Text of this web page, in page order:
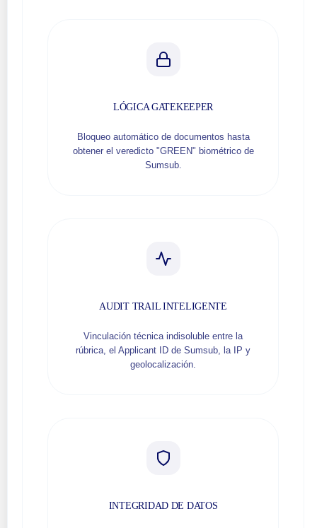
LÓGICA GATEKEEPER
Bloqueo automático de documentos hasta
obtener el veredicto "GREEN" biométrico de
Sumsub.
AUDIT TRAIL INTELIGENTE
Vinculación técnica indisoluble entre la
rúbrica, el Applicant ID de Sumsub, la IP y
geolocalización.
INTEGRIDAD DE DATOS